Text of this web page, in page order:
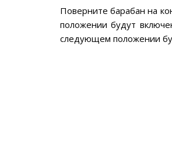
Поверните барабан на
положении будут
следующем положении